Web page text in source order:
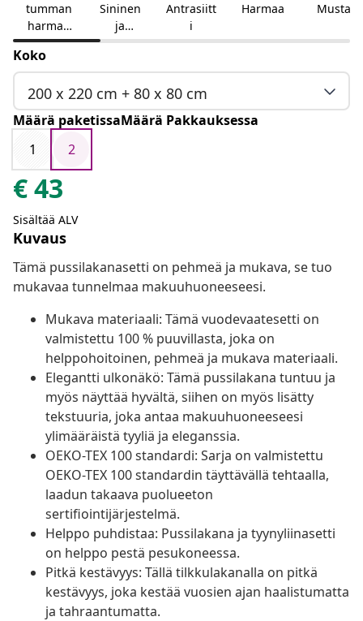
tumman
harmaa
ja
valkoinen
Sininen
ja
harmaa
Antrasiitt
i
Harmaa Musta
Koko
200 x 220 cm + 80 x 80 cm
Määrä paketissaMäärä Pakkauksessa
1
2
€43
Sisältää ALV
Kuvaus
Tämä pussilakanasetti on pehmeä ja mukava, se tuo
mukavaa tunnelmaa makuuhuoneeseesi.
Mukava materiaali: Tämä vuodevaatesetti on
valmistettu 100 % puuvillasta, joka on
helppohoitoinen, pehmeä ja mukava materiaali.
Elegantti ulkonäkö: Tämä pussilakana tuntuu ja
myös näyttää hyvältä, siihen on myös lisätty
tekstuuria, joka antaa makuuhuoneeseesi
ylimääräistä tyyliä ja eleganssia.
OEKO-TEX 100 standardi: Sarja on valmistettu
OEKO-TEX 100 standardin täyttävällä tehtaalla,
laadun takaava puolueeton
sertifiointijärjestelmä.
Helppo puhdistaa: Pussilakana ja tyynyliinasetti
on helppo pestä pesukoneessa.
Pitkä kestävyys: Tällä tilkkulakanalla on pitkä
kestävyys, joka kestää vuosien ajan haalistumatta
ja tahraantumatta.